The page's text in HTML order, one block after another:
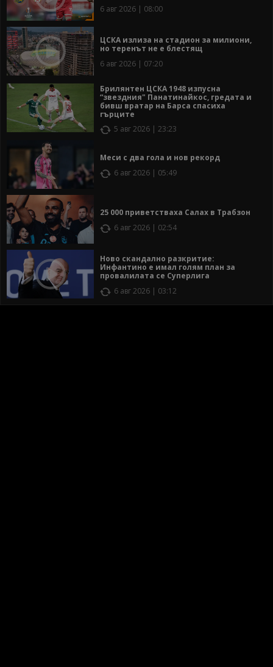
6 авг 2026 | 08:00
ЦСКА излиза на стадион за милиони,
но теренът не е блестящ
6 авг 2026 | 07:20
Брилянтен ЦСКА 1948 изпусна
“звездния" Панатинайкос, гредата и
бивш вратар на Барса спасиха
гърците
5 авг 2026 | 23:23
Меси с два гола и нов рекорд
6 авг 2026 | 05:49
25 000 приветстваха Салах в Трабзон
6 авг 2026 | 02:54
Ново скандално разкритие:
Инфантино е имал голям план за
провалилата се Суперлига
6 авг 2026 | 03:12